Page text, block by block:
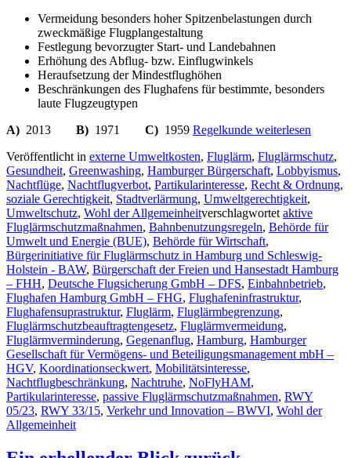
Vermeidung besonders hoher Spitzenbelastungen durch
zweckmäßige Flugplangestaltung
Festlegung bevorzugter Start- und Landebahnen
Erhöhung des Abflug- bzw. Einflugwinkels
Heraufsetzung der Mindestflughöhen
Beschränkungen des Flughafens für bestimmte, besonders
laute Flugzeugtypen
A) 2013 B) 1971 C) 1959 Regelkunde weiterlesen
Veröffentlicht in externe Umweltkosten, Fluglärm, Fluglärmschutz,
Gesundheit, Greenwashing, Hamburger Bürgerschaft, Lobbyismus,
Nachtflüge, Nachtflugverbot, Partikularinteresse, Recht & Ordnung,
soziale Gerechtigkeit, Stadtverlärmung, Umweltgerechtigkeit,
Umweltschutz, Wohl der Allgemeinheitverschlagwortetaktive
Fluglärmschutzmaßnahmen, Bahnbenutzungsregeln, Behörde für
Umwelt und Energie (BUE), Behörde für Wirtschaft,
Bürgerinitiative für Fluglärmschutz in Hamburg und Schleswig-
Holstein - BAW, Bürgerschaft der Freien und Hansestadt Hamburg
– FHH, Deutsche Flugsicherung GmbH – DFS, Einbahnbetrieb,
Flughafen Hamburg GmbH – FHG, Flughafeninfrastruktur,
Flughafensuprastruktur, Fluglärm, Fluglärmbegrenzung,
Fluglärmschutzbeauftragtengesetz, Fluglärmvermeidung,
Fluglärmverminderung, Gegenanflug, Hamburg, Hamburger
Gesellschaft für Vermögens- und Beteiligungsmanagement mbH –
HGV, Koordinationseckwert, Mobilitätsinteresse,
Nachtflugbeschränkung, Nachtruhe, NoFlyHAM,
Partikularinteresse, passive Fluglärmschutzmaßnahmen, RWY
05/23, RWY 33/15, Verkehr und Innovation – BWVI, Wohl der
Allgemeinheit